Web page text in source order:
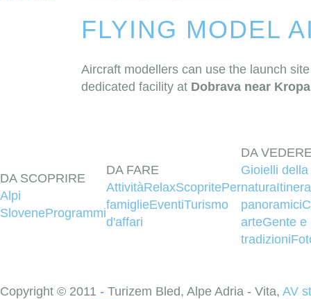
FLYING MODEL
Aircraft modellers can use the launch
dedicated facility at Dobrava near Kropa
DA SCOPRIRE
Alpi
SloveneProgrammi
DA FARE
AttivitàRelaxScopritePer
famiglieEventiTurismo
d'affari
DA
Gioielli della
natura
panoramici
arteGente e
tradizioni
Copyright © 2011 - Turizem Bled, Alpe Adria - Vita, AV